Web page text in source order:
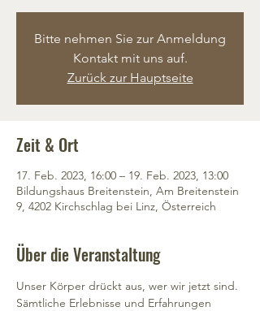
Bitte nehmen Sie zur Anmeldung
Kontakt mit uns auf.
Zurück zur Hauptseite
Zeit & Ort
17. Feb. 2023, 16:00 – 19. Feb. 2023, 13:00
Bildungshaus Breitenstein, Am Breitenstein
9, 4202 Kirchschlag bei Linz, Österreich
Über die Veranstaltung
Unser Körper drückt aus, wer wir jetzt sind.
Sämtliche Erlebnisse und Erfahrungen